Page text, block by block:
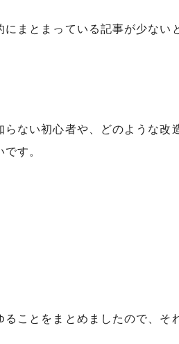
まとまっている記事が少ない
ない初心者や、どのような改
す。
ことをまとめましたので、そ